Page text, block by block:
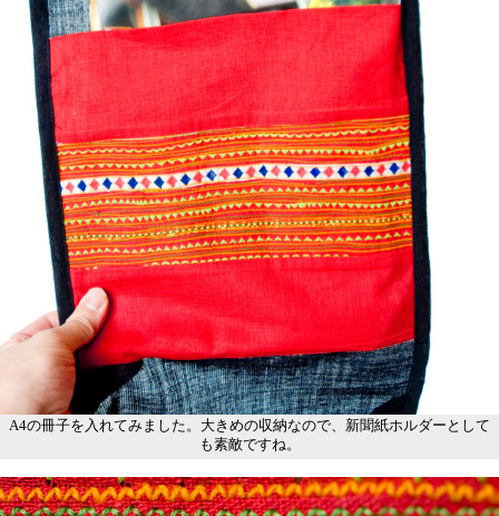
A4の冊子を入れてみました。大きめの収納なので、新聞紙ホルダーとして
も素敵ですね。